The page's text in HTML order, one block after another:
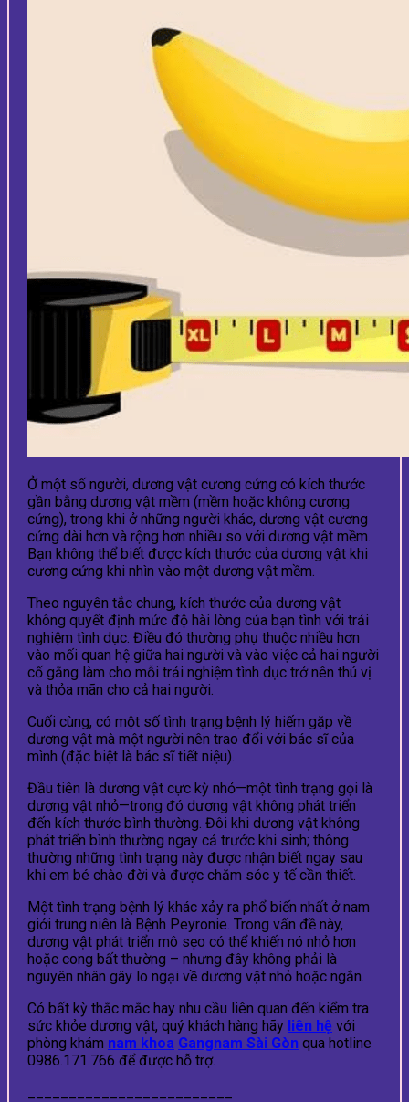
Ở một số người, dương vật cương cứng có kích thước
gần bằng dương vật mềm (mềm hoặc không cương
cứng), trong khi ở những người khác, dương vật cương
cứng dài hơn và rộng hơn nhiều so với dương vật mềm.
Bạn không thể biết được kích thước của dương vật khi
cương cứng khi nhìn vào một dương vật mềm.
Theo nguyên tắc chung, kích thước của dương vật
không quyết định mức độ hài lòng của bạn tình với trải
nghiệm tình dục. Điều đó thường phụ thuộc nhiều hơn
vào mối quan hệ giữa hai người và vào việc cả hai người
cố gắng làm cho mỗi trải nghiệm tình dục trở nên thú vị
và thỏa mãn cho cả hai người.
Cuối cùng, có một số tình trạng bệnh lý hiếm gặp về
dương vật mà một người nên trao đổi với bác sĩ của
mình (đặc biệt là bác sĩ tiết niệu).
Đầu tiên là dương vật cực kỳ nhỏ—một tình trạng gọi là
dương vật nhỏ—trong đó dương vật không phát triển
đến kích thước bình thường. Đôi khi dương vật không
phát triển bình thường ngay cả trước khi sinh; thông
thường những tình trạng này được nhận biết ngay sau
khi em bé chào đời và được chăm sóc y tế cần thiết.
Một tình trạng bệnh lý khác xảy ra phổ biến nhất ở nam
giới trung niên là Bệnh Peyronie. Trong vấn đề này,
dương vật phát triển mô sẹo có thể khiến nó nhỏ hơn
hoặc cong bất thường – nhưng đây không phải là
nguyên nhân gây lo ngại về dương vật nhỏ hoặc ngắn.
Có bất kỳ thắc mắc hay nhu cầu liên quan đến kiểm tra
sức khỏe dương vật, quý khách hàng hãy liên hệ với
phòng khám nam khoa Gangnam Sài Gòn qua hotline
0986.171.766 để được hỗ trợ.